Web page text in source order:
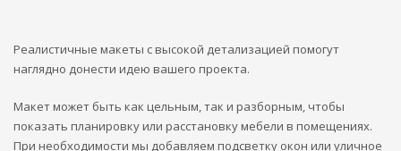
Реалистичные макеты с высокой детализацией помогут
наглядно донести идею вашего проекта.
Макет может быть как цельным, так и разборным, чтобы
показать планировку или расстановку мебели в помещениях.
При необходимости мы добавляем подсветку окон или уличное